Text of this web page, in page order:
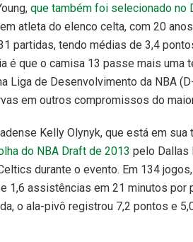
que também foi selecionado no
atleta do elenco celta, com 20
partidas, tendo médias de 3,4
é que o camisa 13 passe mais uma
Liga de Desenvolvimento da NBA
em outros compromissos do
Kelly Olynyk, que está em sua
do NBA Draft de 2013 pelo Dallas
durante o evento. Em 134
1,6 assistências em 21 minutos
o ala-pivô registrou 7,2 pontos e